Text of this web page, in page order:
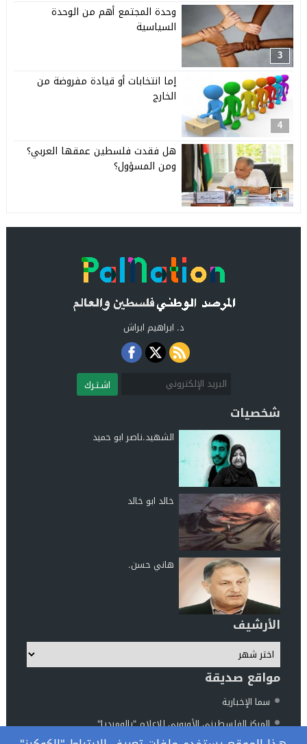
3
وحدة المجتمع أهم من الوحدة
السياسية
4
إما انتخابات أو قيادة مفروضة من
الخارج
5
هل فقدت فلسطين عمقها العربي؟
ومن المسؤول؟
د. ابراهيم ابراش
اشـتـرك
شخصيات
الشهيد.ناصر ابو حميد
خالد ابو خالد
هاني حسن.
الأرشيف
مواقع صديقة
سما الإخبارية
المركز الفلسطيني الأوروبي للإعلام "بالوميديا"